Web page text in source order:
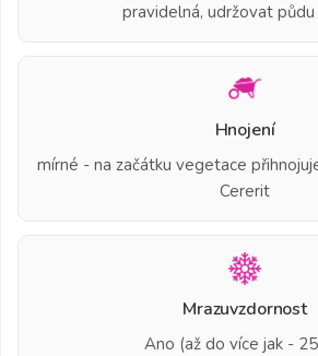
pravidelná, udržovat
Hnojení
mírné - na začátku vegetace
Cererit
Mrazuvzdornost
Ano (až do více jak - 25